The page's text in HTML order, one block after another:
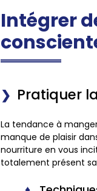
Intégrer
Pratiquer
La tendance à
manque de plaisir
nourriture en vous
totalement présent